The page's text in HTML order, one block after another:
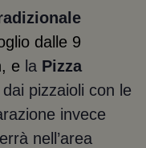
dalle 9
e la Pizza
pizzaioli con le
invece
nell’area